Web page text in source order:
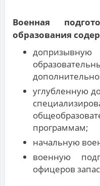
Военная
образования
углубленную
программам;
начальную
военную
офицеров